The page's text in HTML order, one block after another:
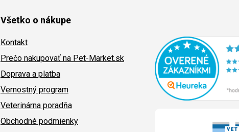
Všetko o nákupe
Kontakt
Prečo nakupovať na Pet-Market.sk
Doprava a platba
Vernostný program
Veterinárna poradňa
Obchodné podmienky